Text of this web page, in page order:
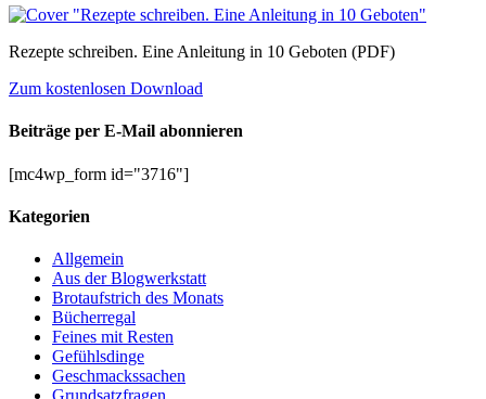
Rezepte schreiben. Eine Anleitung in 10 Geboten (PDF)
Zum kostenlosen Download
Beiträge per E-Mail abonnieren
[mc4wp_form id="3716"]
Kategorien
Allgemein
Aus der Blogwerkstatt
Brotaufstrich des Monats
Bücherregal
Feines mit Resten
Gefühlsdinge
Geschmackssachen